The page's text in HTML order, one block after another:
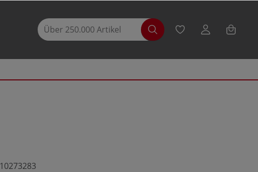
10273283